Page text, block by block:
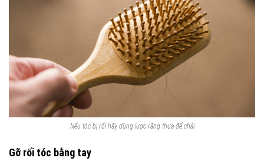
Nếu tóc bị rối hãy dùng lược răng thưa để chải
Gỡ rối tóc bằng tay